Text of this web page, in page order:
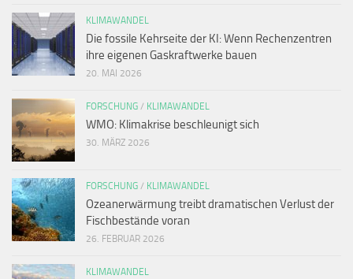
KLIMAWANDEL
Die fossile Kehrseite der KI: Wenn Rechenzentren
ihre eigenen Gaskraftwerke bauen
20. MAI 2026
FORSCHUNG / KLIMAWANDEL
WMO: Klimakrise beschleunigt sich
30. MÄRZ 2026
FORSCHUNG / KLIMAWANDEL
Ozeanerwärmung treibt dramatischen Verlust der
Fischbestände voran
26. FEBRUAR 2026
KLIMAWANDEL